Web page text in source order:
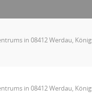
in 08412 Werdau,
in 08412 Werdau,